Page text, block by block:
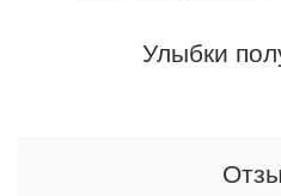
Улыбки